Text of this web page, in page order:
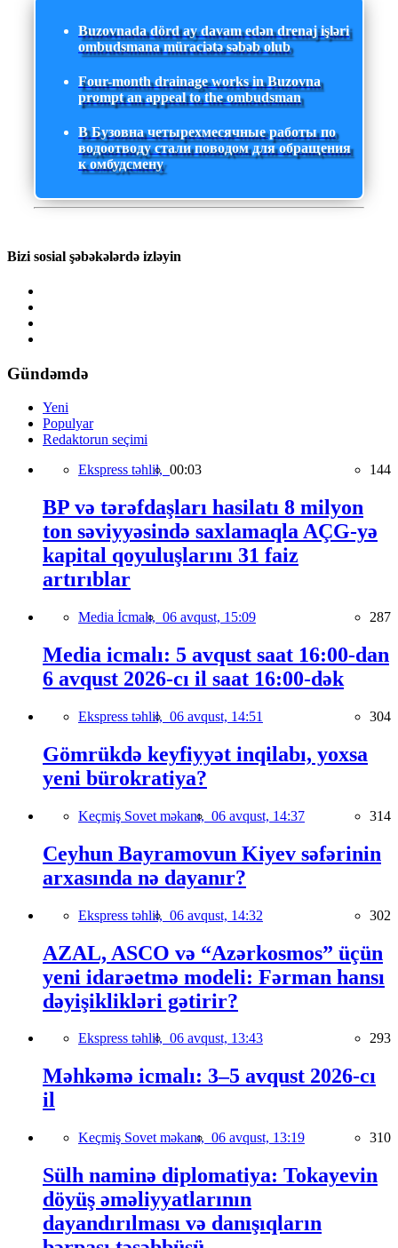
Buzovnada dörd ay davam edən drenaj işləri
ombudsmana müraciətə səbəb olub
Four-month drainage works in Buzovna
prompt an appeal to the ombudsman
В Бузовна четырехмесячные работы по
водоотводу стали поводом для обращения
к омбудсмену
Bizi sosial şəbəkələrdə izləyin
Gündəmdə
Yeni
Populyar
Redaktorun seçimi
Ekspress təhlil, 00:03 144
BP və tərəfdaşları hasilatı 8 milyon
ton səviyyəsində saxlamaqla AÇG-yə
kapital qoyuluşlarını 31 faiz
artırıblar
Media İcmalı, 06 avqust, 15:09 287
Media icmalı: 5 avqust saat 16:00-dan
6 avqust 2026-cı il saat 16:00-dək
Ekspress təhlil, 06 avqust, 14:51 304
Gömrükdə keyfiyyət inqilabı, yoxsa
yeni bürokratiya?
Keçmiş Sovet məkanı, 06 avqust, 14:37 314
Ceyhun Bayramovun Kiyev səfərinin
arxasında nə dayanır?
Ekspress təhlil, 06 avqust, 14:32 302
AZAL, ASCO və “Azərkosmos” üçün
yeni idarəetmə modeli: Fərman hansı
dəyişiklikləri gətirir?
Ekspress təhlil, 06 avqust, 13:43 293
Məhkəmə icmalı: 3–5 avqust 2026-cı
il
Keçmiş Sovet məkanı, 06 avqust, 13:19 310
Sülh naminə diplomatiya: Tokayevin
döyüş əməliyyatlarının
dayandırılması və danışıqların